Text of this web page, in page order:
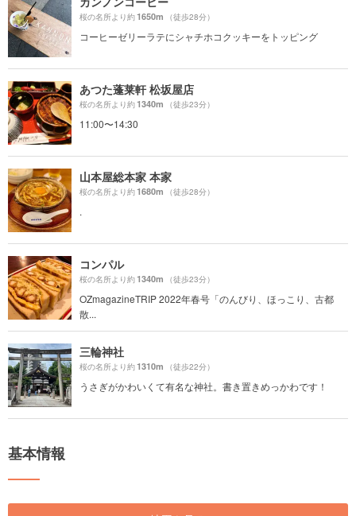
桜の名所より約1650m （徒歩28分）
コーヒーゼリーラテにシャチホコクッキーをトッピング
あつた蓬莱軒 松坂屋店
桜の名所より約1340m （徒歩23分）
11:00〜14:30
山本屋総本家 本家
桜の名所より約1680m （徒歩28分）
.
コンパル
桜の名所より約1340m （徒歩23分）
OZmagazineTRIP 2022年春号「のんびり、ほっこり、古都
散...
三輪神社
桜の名所より約1310m （徒歩22分）
うさぎがかわいくて有名な神社。書き置きめっかわです！
基本情報